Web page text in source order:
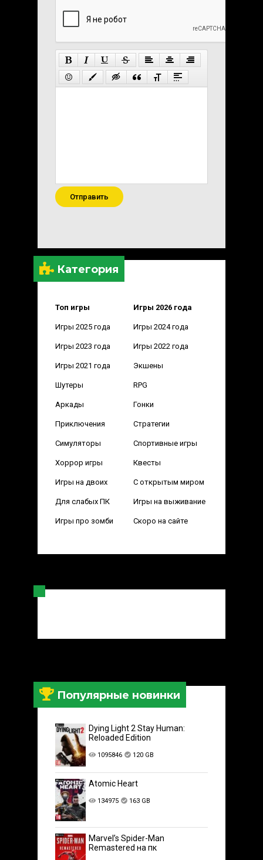
Категория
Топ игры Игры 2026 года
Игры 2025 года Игры 2024 года
Игры 2023 года Игры 2022 года
Игры 2021 года Экшены
Шутеры RPG
Аркады Гонки
Приключения Стратегии
Симуляторы Спортивные игры
Хоррор игры Квесты
Игры на двоих С открытым миром
Для слабых ПК Игры на выживание
Игры про зомби Скоро на сайте
Популярные новинки
Dying Light 2 Stay Human:
Reloaded Edition
1095846 120 GB
Atomic Heart
134975 163 GB
Marvel’s Spider-Man
Remastered на пк
Отправить